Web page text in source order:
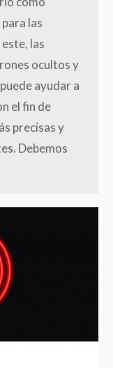
las
las
ocultos y
ayudar a
el fin de
precisas y
Debemos